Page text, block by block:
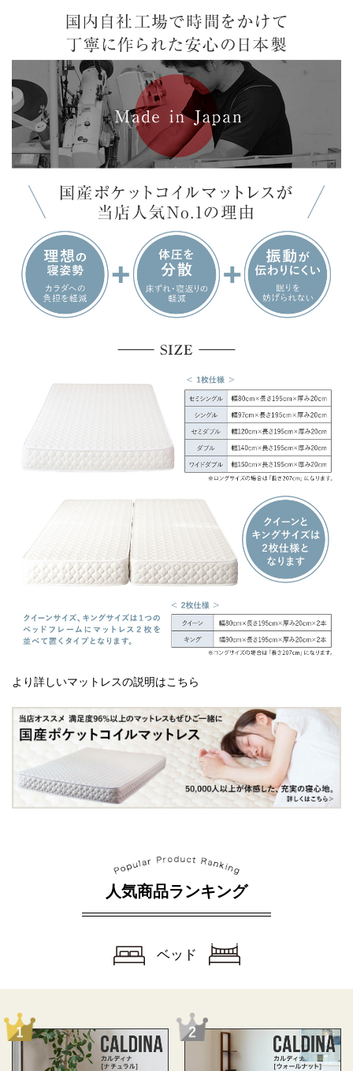
より詳しいマットレスの説明はこちら
人気商品ランキング
ベッド